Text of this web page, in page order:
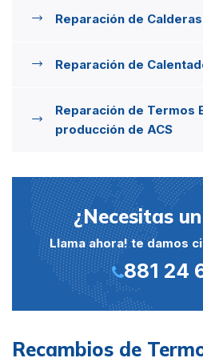
Reparación de Calderas
Reparación de
Reparación de Termos
producción de ACS
¿Necesitas
Llama ahora! te damos
881 24
Recambios de